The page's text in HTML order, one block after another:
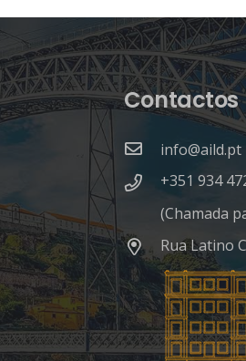
Contactos
info@aild.pt
+351 934
(Chamada
Rua Latino